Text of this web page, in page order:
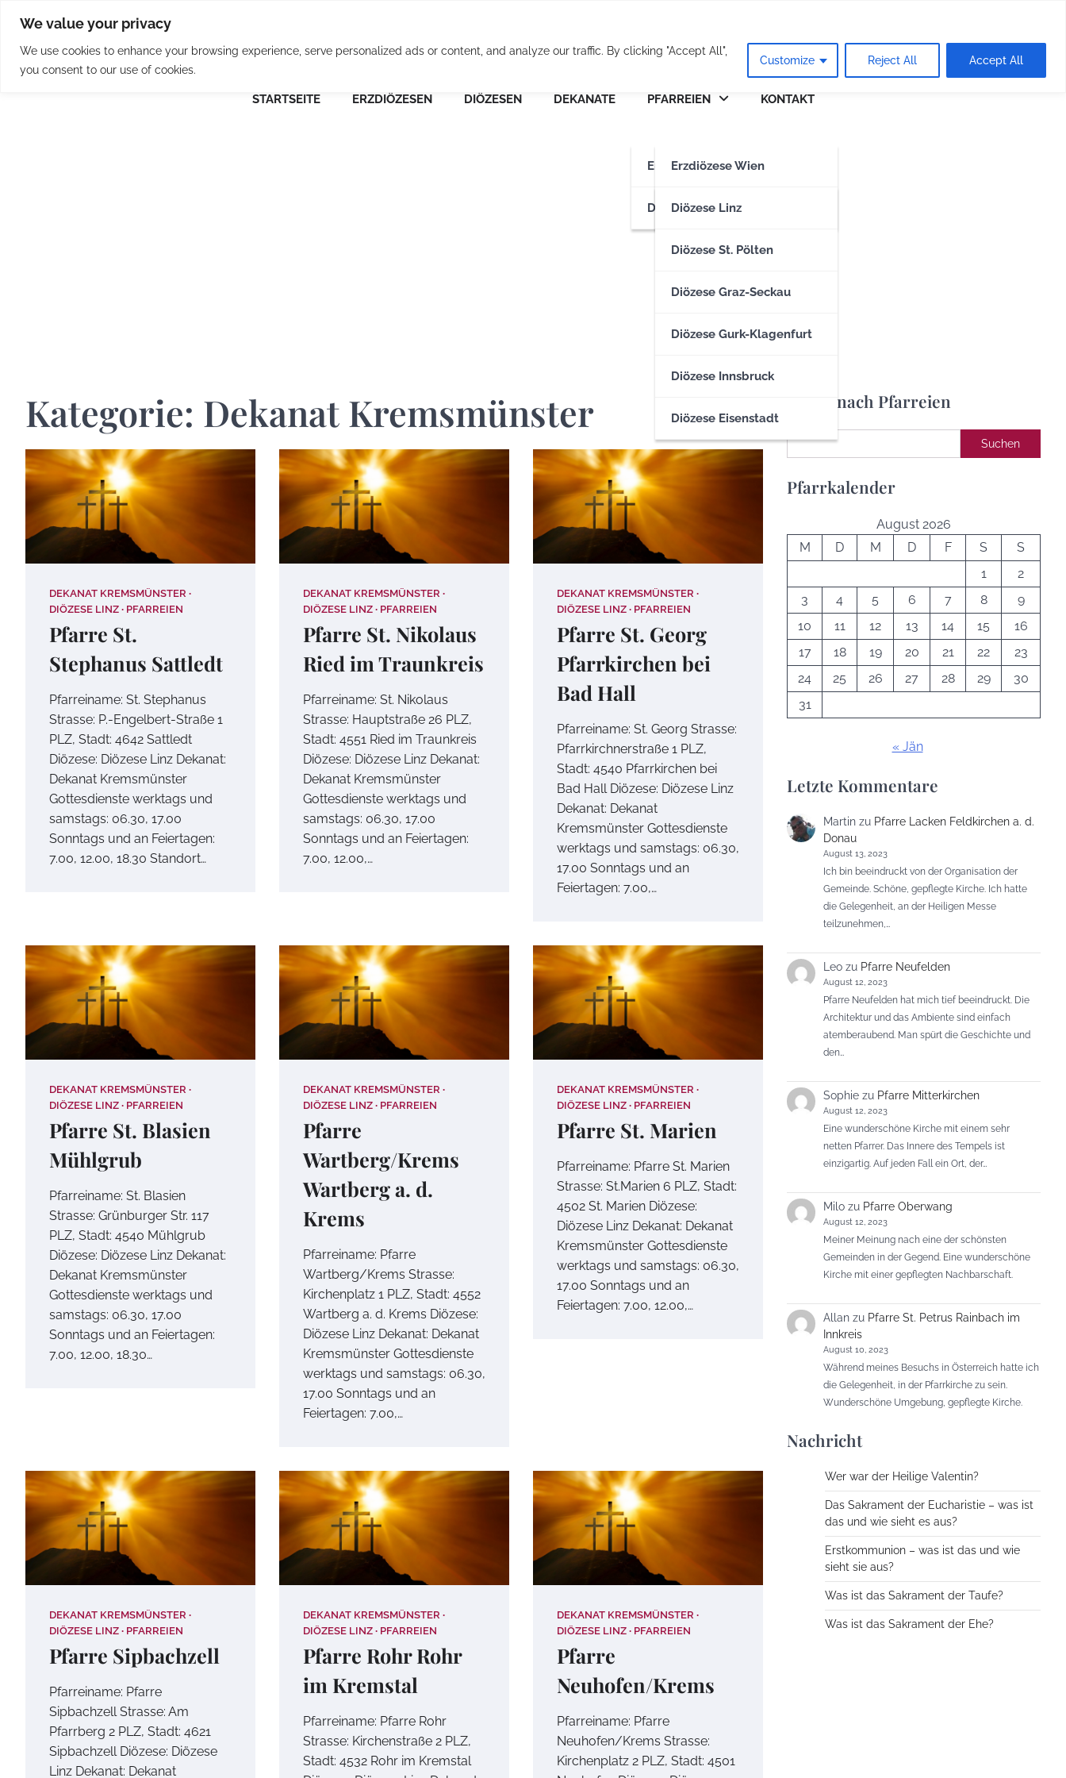
We value your privacy
We use cookies to enhance your browsing experience, serve personalized ads or content, and analyze our traffic. By clicking "Accept All",
you consent to our use of cookies.
Customize Reject All Accept All
content
Osterreichische Pfarreie
STARTSEITE ERZDIÖZESEN DIÖZESEN DEKANATE PFARREIEN
Erzdiözesen
Erzdiözese Wien
Erzdiözese Salzburg
DiözesenDiözese Linz
Diözese St. Pölten
Diözese Graz-Seckau
Diözese Gurk-Klagenfurt
Diözese Innsbruck
Diözese Eisenstadt
KONTAKT
Kategorie: Dekanat Kremsmünster
DEKANAT KREMSMÜNSTER
DIÖZESE LINZ
PFARREIEN
Pfarre St.
Stephanus Sattledt
Pfarreiname: St. Stephanus
Strasse: P.-Engelbert-Straße 1
PLZ, Stadt: 4642 Sattledt
Diözese: Diözese Linz Dekanat:
Dekanat Kremsmünster
Gottesdienste werktags und
samstags: 06.30, 17.00
Sonntags und an Feiertagen:
7.00, 12.00, 18.30 Standort…
DEKANAT KREMSMÜNSTER
DIÖZESE LINZ
PFARREIEN
Pfarre St. Nikolaus
Ried im Traunkreis
Pfarreiname: St. Nikolaus
Strasse: Hauptstraße 26 PLZ,
Stadt: 4551 Ried im Traunkreis
Diözese: Diözese Linz Dekanat:
Dekanat Kremsmünster
Gottesdienste werktags und
samstags: 06.30, 17.00
Sonntags und an Feiertagen:
7.00, 12.00,…
DEKANAT KREMSMÜNSTER
DIÖZESE LINZ
PFARREIEN
Pfarre St. Georg
Pfarrkirchen bei
Bad Hall
Pfarreiname: St. Georg Strasse:
Pfarrkirchnerstraße 1 PLZ,
Stadt: 4540 Pfarrkirchen bei
Bad Hall Diözese: Diözese Linz
Dekanat: Dekanat
Kremsmünster Gottesdienste
werktags und samstags: 06.30,
17.00 Sonntags und an
Feiertagen: 7.00,…
DEKANAT KREMSMÜNSTER
DIÖZESE LINZ
PFARREIEN
Pfarre St. Blasien
Mühlgrub
Pfarreiname: St. Blasien
Strasse: Grünburger Str. 117
PLZ, Stadt: 4540 Mühlgrub
Diözese: Diözese Linz Dekanat:
Dekanat Kremsmünster
Gottesdienste werktags und
samstags: 06.30, 17.00
Sonntags und an Feiertagen:
7.00, 12.00, 18.30…
DEKANAT KREMSMÜNSTER
DIÖZESE LINZ
PFARREIEN
Pfarre
Wartberg/Krems
Wartberg a. d.
Krems
Pfarreiname: Pfarre
Wartberg/Krems Strasse:
Kirchenplatz 1 PLZ, Stadt: 4552
Wartberg a. d. Krems Diözese:
Diözese Linz Dekanat: Dekanat
Kremsmünster Gottesdienste
werktags und samstags: 06.30,
17.00 Sonntags und an
Feiertagen: 7.00,…
DEKANAT KREMSMÜNSTER
DIÖZESE LINZ
PFARREIEN
Pfarre St. Marien
Pfarreiname: Pfarre St. Marien
Strasse: St.Marien 6 PLZ, Stadt:
4502 St. Marien Diözese:
Diözese Linz Dekanat: Dekanat
Kremsmünster Gottesdienste
werktags und samstags: 06.30,
17.00 Sonntags und an
Feiertagen: 7.00, 12.00,…
DEKANAT KREMSMÜNSTER
DIÖZESE LINZ
PFARREIEN
Pfarre Sipbachzell
Pfarreiname: Pfarre
Sipbachzell Strasse: Am
Pfarrberg 2 PLZ, Stadt: 4621
Sipbachzell Diözese: Diözese
Linz Dekanat: Dekanat
DEKANAT KREMSMÜNSTER
DIÖZESE LINZ
PFARREIEN
Pfarre Rohr Rohr
im Kremstal
Pfarreiname: Pfarre Rohr
Strasse: Kirchenstraße 2 PLZ,
Stadt: 4532 Rohr im Kremstal
DEKANAT KREMSMÜNSTER
DIÖZESE LINZ
PFARREIEN
Pfarre
Neuhofen/Krems
Pfarreiname: Pfarre
Neuhofen/Krems Strasse:
Kirchenplatz 2 PLZ, Stadt: 4501
Suche nach Pfarreien
Suchen Suchen
Pfarrkalender
August 2026
M
D M D F S
S
1
2
3
4 5 6 7 8
9
10
11 12 13 14 15
16
17
18 19 20 21 22
23
24
25 26 27 28 29
30
31
« Jän
Letzte Kommentare
Martin zu Pfarre Lacken Feldkirchen a. d.
Donau
August 13, 2023
Ich bin beeindruckt von der Organisation der
Gemeinde. Schöne, gepflegte Kirche. Ich hatte
die Gelegenheit, an der Heiligen Messe
teilzunehmen,…
Leo zu Pfarre Neufelden
August 12, 2023
Pfarre Neufelden hat mich tief beeindruckt. Die
Architektur und das Ambiente sind einfach
atemberaubend. Man spürt die Geschichte und
den…
Sophie zu Pfarre Mitterkirchen
August 12, 2023
Eine wunderschöne Kirche mit einem sehr
netten Pfarrer. Das Innere des Tempels ist
einzigartig. Auf jeden Fall ein Ort, der…
Milo zu Pfarre Oberwang
August 12, 2023
Meiner Meinung nach eine der schönsten
Gemeinden in der Gegend. Eine wunderschöne
Kirche mit einer gepflegten Nachbarschaft.
Allan zu Pfarre St. Petrus Rainbach im
Innkreis
August 10, 2023
Während meines Besuchs in Österreich hatte ich
die Gelegenheit, in der Pfarrkirche zu sein.
Wunderschöne Umgebung, gepflegte Kirche.
Nachricht
Wer war der Heilige Valentin?
Das Sakrament der Eucharistie – was ist
das und wie sieht es aus?
Erstkommunion – was ist das und wie
sieht sie aus?
Was ist das Sakrament der Taufe?
Was ist das Sakrament der Ehe?